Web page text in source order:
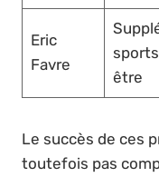
Eric
Favre
être
Le succès de ces
toutefois pas